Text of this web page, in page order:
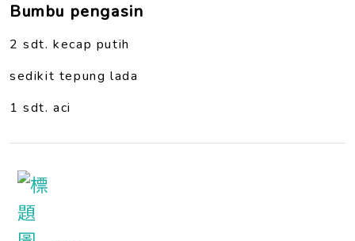
Bumbu pengasin
2 sdt. kecap putih
sedikit tepung lada
1 sdt. aci